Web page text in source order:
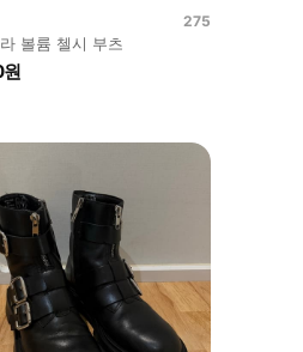
275
볼륨 첼시 부츠